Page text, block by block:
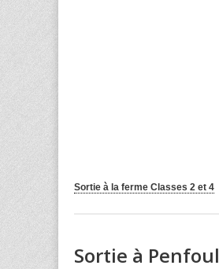
Sortie à la ferme Classes 2 et 4
Sortie à Penfoul